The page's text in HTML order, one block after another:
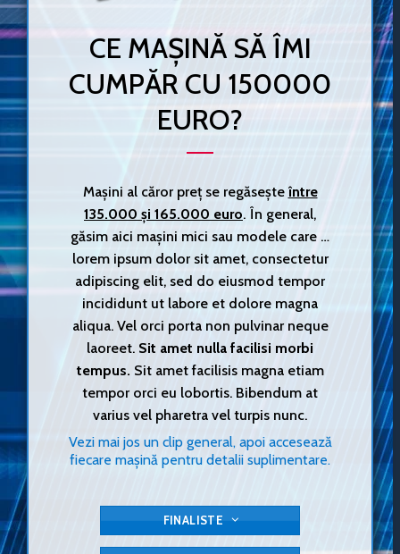
CE MAȘINĂ SĂ ÎMI
CUMPĂR CU 150000
EURO?
Mașini al căror preț se regăsește între
135.000 și 165.000 euro. În general,
găsim aici mașini mici sau modele care …
lorem ipsum dolor sit amet, consectetur
adipiscing elit, sed do eiusmod tempor
incididunt ut labore et dolore magna
aliqua. Vel orci porta non pulvinar neque
laoreet. Sit amet nulla facilisi morbi
tempus. Sit amet facilisis magna etiam
tempor orci eu lobortis. Bibendum at
varius vel pharetra vel turpis nunc.
Vezi mai jos un clip general, apoi accesează
fiecare mașină pentru detalii suplimentare.
FINALISTE